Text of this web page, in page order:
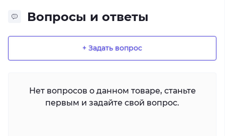
Вопросы и ответы
+ Задать вопрос
Нет вопросов о данном товаре, станьте
первым и задайте свой вопрос.